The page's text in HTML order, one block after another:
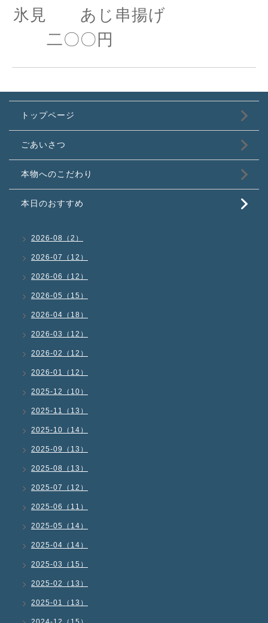
氷見 あじ串揚げ
二〇〇円
トップページ
ごあいさつ
本物へのこだわり
本日のおすすめ
2026-08（2）
2026-07（12）
2026-06（12）
2026-05（15）
2026-04（18）
2026-03（12）
2026-02（12）
2026-01（12）
2025-12（10）
2025-11（13）
2025-10（14）
2025-09（13）
2025-08（13）
2025-07（12）
2025-06（11）
2025-05（14）
2025-04（14）
2025-03（15）
2025-02（13）
2025-01（13）